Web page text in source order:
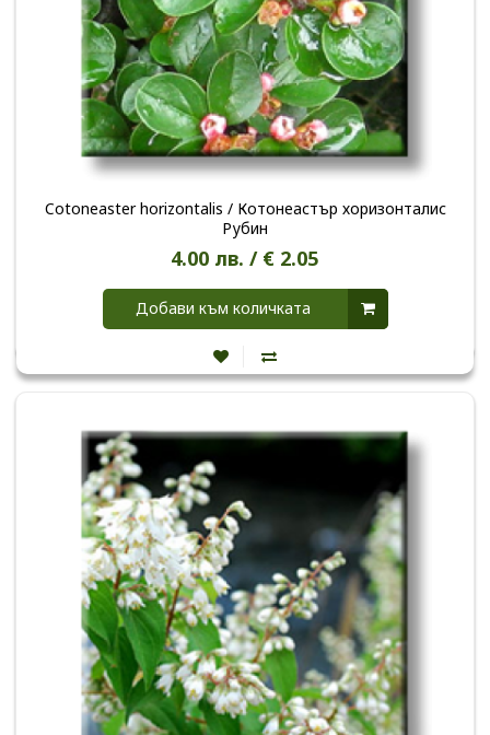
Cotoneaster horizontalis / Котонеастър хоризонталис
Рубин
4.00 лв. / € 2.05
Добави към количката